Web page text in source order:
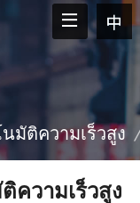
มัติความเร็วสูง
ความเร็วสูง